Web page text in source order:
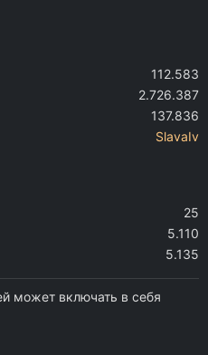
112.583
2.726.387
137.836
SlavaIv
25
5.110
5.135
может включать в себя